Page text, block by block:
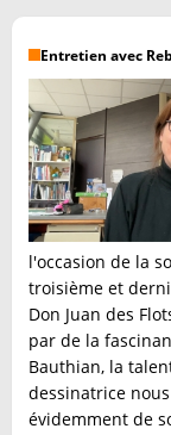
Entretien avec
l'occasion de la
troisième et
Don Juan des
par de la
Bauthian, la
dessinatrice
évidemment de